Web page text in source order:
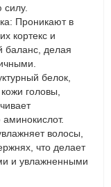
Проникают в
кортекс и
баланс, делая
белок,
головы,
волосы,
что делает
и увлажненными